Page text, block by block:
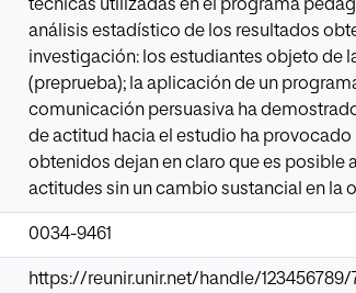
técnicas utilizadas en el programa
análisis estadístico de los resultados
investigación: los estudiantes objeto de
(preprueba); la aplicación de un
comunicación persuasiva ha
de actitud hacia el estudio ha
obtenidos dejan en claro que es
actitudes sin un cambio sustancial en la
0034-9461
https://reunir.unir.net/handle/123456789/